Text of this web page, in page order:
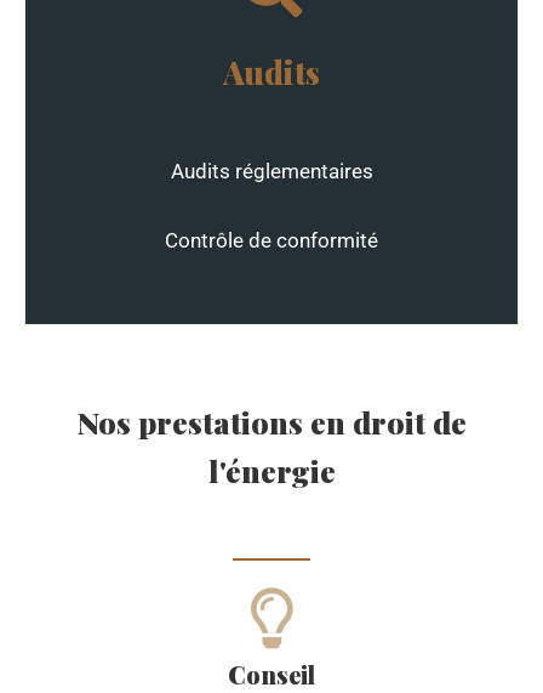
Audits
Audits réglementaires
Contrôle de conformité
Nos prestations en droit de
l'énergie
Conseil